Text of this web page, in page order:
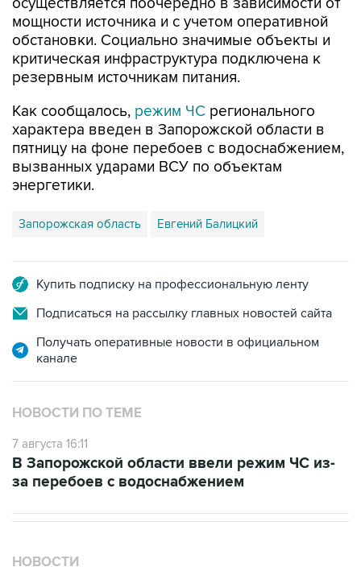
мощности источника и с учетом оперативной
обстановки. Социально значимые объекты и
критическая инфраструктура подключена к
резервным источникам питания.
Как сообщалось, режим ЧС регионального
характера введен в Запорожской области в
пятницу на фоне перебоев с водоснабжением,
вызванных ударами ВСУ по объектам
энергетики.
Запорожская область Евгений Балицкий
Купить подписку на профессиональную ленту
Подписаться на рассылку главных новостей сайта
Получать оперативные новости в официальном
канале
НОВОСТИ ПО ТЕМЕ
7 августа 16:11
В Запорожской области ввели режим ЧС из-
за перебоев с водоснабжением
НОВОСТИ